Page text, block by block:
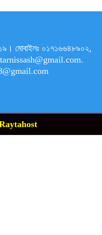
মোবাইলঃ ০১৭১৬৬৪৮৯০২,